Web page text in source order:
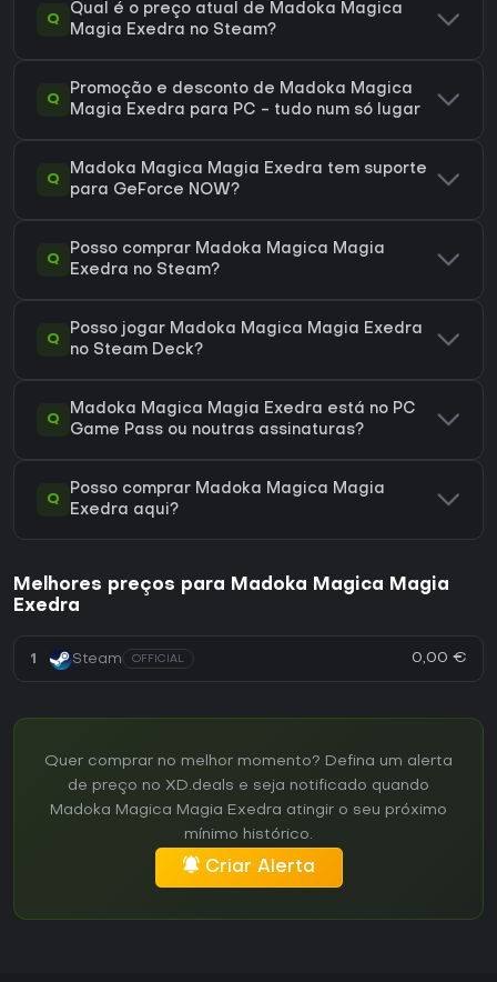
Q
Qual é o preço atual de Madoka Magica
Magia Exedra no Steam?
Q
Promoção e desconto de Madoka Magica
Magia Exedra para PC - tudo num só lugar
Q
Madoka Magica Magia Exedra tem suporte
para GeForce NOW?
Q
Posso comprar Madoka Magica Magia
Exedra no Steam?
Q
Posso jogar Madoka Magica Magia Exedra
no Steam Deck?
Q
Madoka Magica Magia Exedra está no PC
Game Pass ou noutras assinaturas?
Q
Posso comprar Madoka Magica Magia
Exedra aqui?
Melhores preços para Madoka Magica Magia
Exedra
1 Steam OFFICIAL 0,00 €
Quer comprar no melhor momento? Defina um alerta
de preço no XD.deals e seja notificado quando
Madoka Magica Magia Exedra atingir o seu próximo
mínimo histórico.
Criar Alerta